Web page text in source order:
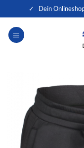
Inhalt
springen
✓ Dein